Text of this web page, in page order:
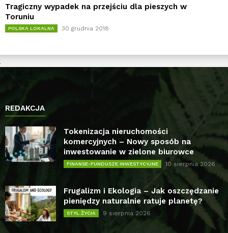
Tragiczny wypadek na przejściu dla pieszych w
Toruniu
POLSKA LOKALNA 30 grudnia 2018
REDAKCJA
Tokenizacja nieruchomości
komercyjnych – Nowy sposób na
inwestowanie w zielone biurowce
FINANSE-FUNDUSZE INWESTYCYJNE 10 sierpnia 2026
Frugalizm i Ekologia – Jak oszczędzanie
pieniędzy naturalnie ratuje planetę?
STYL ŻYCIA 9 sierpnia 2026